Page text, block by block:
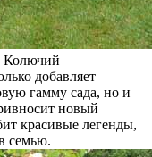
Колючий
добавляет
гамму сада, но и
новый
красивые легенды,
семью.